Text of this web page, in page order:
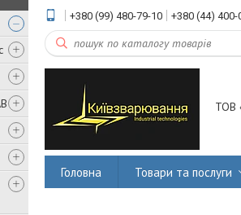
+380 (99) 480-79-10 +380 (44) 400-
ТОВ
Головна Товари та послуги